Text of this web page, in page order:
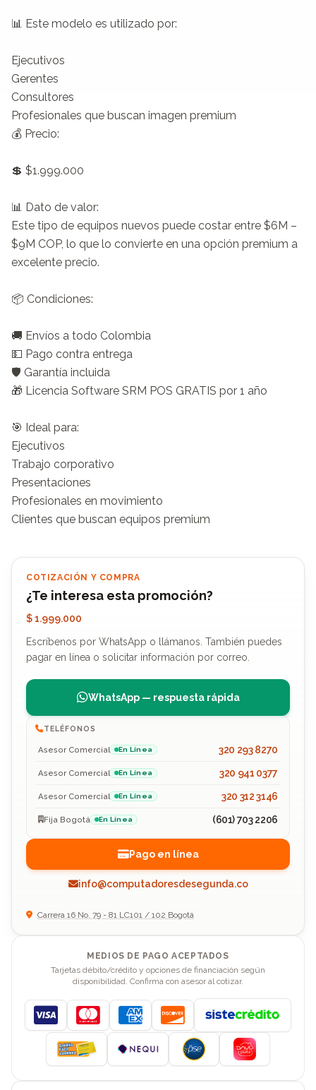
📊 Este modelo es utilizado por:
Ejecutivos
Gerentes
Consultores
Profesionales que buscan imagen premium
💰 Precio:
💲 $1.999.000
📊 Dato de valor:
Este tipo de equipos nuevos puede costar entre $6M –
$9M COP, lo que lo convierte en una opción premium a
excelente precio.
📦 Condiciones:
🚚 Envíos a todo Colombia
💵 Pago contra entrega
🛡️ Garantía incluida
🎁 Licencia Software SRM POS GRATIS por 1 año
🎯 Ideal para:
Ejecutivos
Trabajo corporativo
Presentaciones
Profesionales en movimiento
Clientes que buscan equipos premium
COTIZACIÓN Y COMPRA
¿Te interesa esta promoción?
$ 1.999.000
Escríbenos por WhatsApp o llámanos. También puedes
pagar en línea o solicitar información por correo.
WhatsApp — respuesta rápida
TELÉFONOS
Asesor Comercial En Línea 320 293 8270
Asesor Comercial En Línea 320 941 0377
Asesor Comercial En Línea 320 312 3146
Fija Bogotá En Línea (601) 703 2206
Pago en línea
info@computadoresdesegunda.co
Carrera 16 No. 79 - 81 LC101 / 102 Bogotá
MEDIOS DE PAGO ACEPTADOS
Tarjetas débito/crédito y opciones de financiación según
disponibilidad. Confirma con asesor al cotizar.
Visa MastercardAmerican Express
Discover